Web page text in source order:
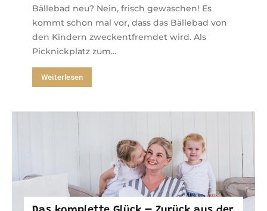
Bällebad neu? Nein, frisch gewaschen! Es
kommt schon mal vor, dass das Bällebad von
den Kindern zweckentfremdet wird. Als
Picknickplatz zum...
Weiterlesen